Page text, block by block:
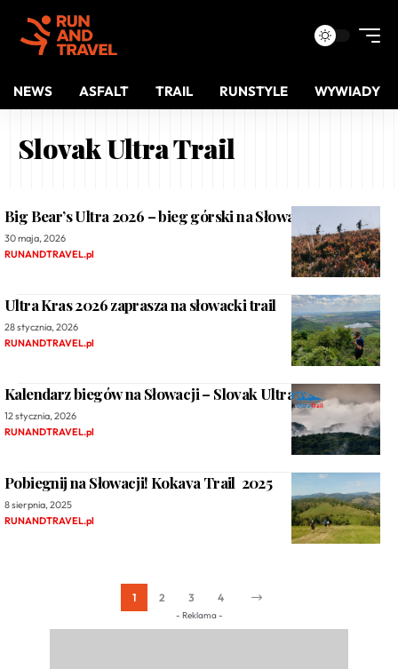
NEWS ASFALT TRAIL RUNSTYLE WYWIADY
Slovak Ultra Trail
Big Bear’s Ultra 2026 – bieg górski na Słowacji
30 maja, 2026
RUNANDTRAVEL.pl
Ultra Kras 2026 zaprasza na słowacki trail
28 stycznia, 2026
RUNANDTRAVEL.pl
Kalendarz biegów na Słowacji – Slovak Ultra Trail 2026
12 stycznia, 2026
RUNANDTRAVEL.pl
Pobiegnij na Słowacji! Kokava Trail 2025
8 sierpnia, 2025
RUNANDTRAVEL.pl
1 2 3 4
- Reklama -